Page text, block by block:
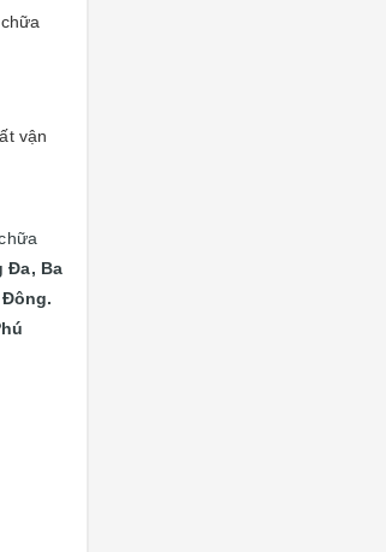
vận
Đa, Ba
Đông.